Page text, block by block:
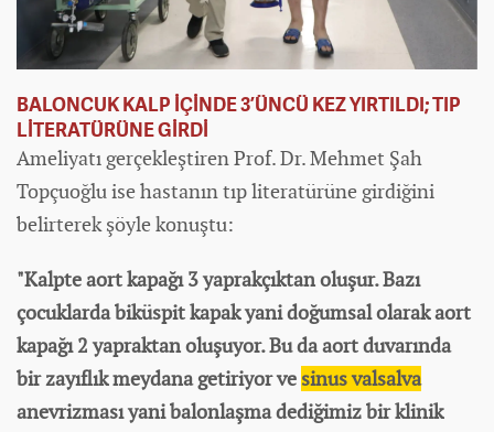
BALONCUK KALP İÇİNDE 3’ÜNCÜ KEZ YIRTILDI; TIP
LİTERATÜRÜNE GİRDİ
Ameliyatı gerçekleştiren Prof. Dr. Mehmet Şah
Topçuoğlu ise hastanın tıp literatürüne girdiğini
belirterek şöyle konuştu:
"Kalpte aort kapağı 3 yaprakçıktan oluşur. Bazı
çocuklarda biküspit kapak yani doğumsal olarak aort
kapağı 2 yapraktan oluşuyor. Bu da aort duvarında
bir zayıflık meydana getiriyor ve sinus valsalva
anevrizması yani balonlaşma dediğimiz bir klinik